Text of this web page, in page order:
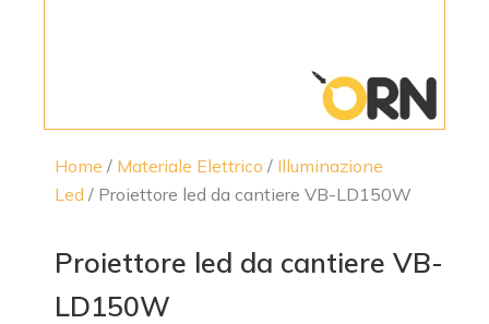
Home / Materiale Elettrico / Illuminazione
Led / Proiettore led da cantiere VB-LD150W
Proiettore led da cantiere VB-
LD150W